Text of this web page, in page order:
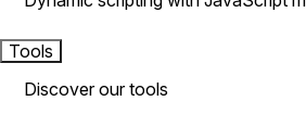
Tools
Discover our tools